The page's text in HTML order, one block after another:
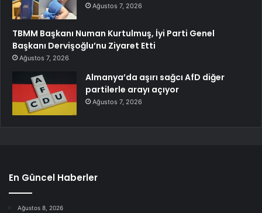
Ağustos 7, 2026
TBMM Başkanı Numan Kurtulmuş, İyi Parti Genel
Başkanı Dervişoğlu’nu Ziyaret Etti
Ağustos 7, 2026
Almanya’da aşırı sağcı AfD diğer
partilerle arayı açıyor
Ağustos 7, 2026
En Güncel Haberler
Ağustos 8, 2026